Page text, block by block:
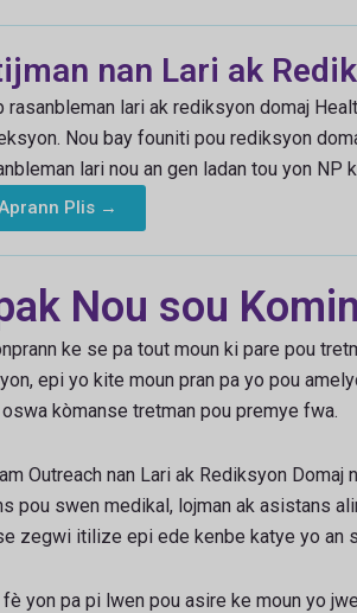
nan Lari ak
rasanbleman lari ak rediksyon domaj
Nou bay founiti pou rediksyon
lari nou an gen ladan tou yon
Plis →
Nou sou
ke se pa tout moun ki pare pou
epi yo kite moun pran pa yo pou
oswa kòmanse tretman pou premye fwa.
Outreach nan Lari ak Rediksyon
pou swen medikal, lojman ak asistans
zegwi itilize epi ede kenbe katye yo an
fè yon pa pi lwen pou asire ke moun yo